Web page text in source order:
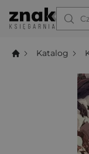
Katalog